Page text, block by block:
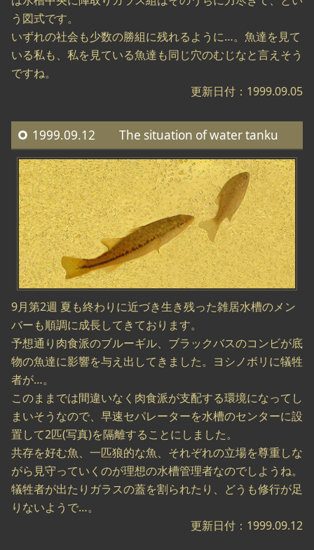
う図式です。
いずれの社会も少数の勝組に残れるように…。魚達を見て
いる私も、私を見ている魚達も同じ穴のむじなと言えそう
ですね。
更新日付：1999.09.05
1999.09.12 The situation of water tanku
9月第2週 夏も終わりに近づき生き残った雑居水槽のメン
バーも順調に成長してきております。
予想通り肉食派のブルーギル、ブラックバスのコンビが底
物の魚達に影響を与え出してきました。ヨシノボリに犠牲
者が…。
このままでは間違いなく肉食派が支配する環境になってし
まいそうなので、早速セパレーターを水槽のセンターに設
置して2匹(写真)を隔離することにしました。
共存を好む魚、一匹狼的な魚、それぞれの立場を尊重しな
がら見守っていくのが理想の水槽管理者なのでしようね。
犠牲者が出たりガラスの蓋を割られたり、どうも修行が足
りないようで…。
更新日付：1999.09.12